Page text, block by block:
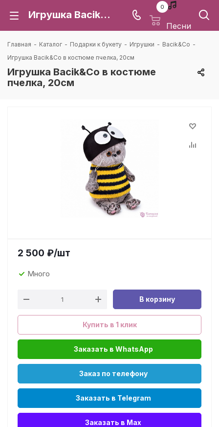
Игрушка Bacik&Co в костюме пчелка, 20см: цена и доставка в Воронеже | Каталея
0
Песни
Главная - Каталог - Подарки к букету - Игрушки - Bacik&Co -
Игрушка Bacik&Co в костюме пчелка, 20см
Игрушка Bacik&Co в костюме
пчелка, 20см
2 500 ₽/шт
Много
В корзину
Купить в 1 клик
Заказать в WhatsApp
Заказ по телефону
Заказать в Telegram
Заказать в Max